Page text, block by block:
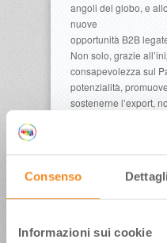
Consenso Dettagli
Informazioni sui cookie
angoli del globo, e
nuove
opportunità B2B
Non solo, grazie
consapevolezza sul
potenzialità,
sostenerne l’export,
internazionali
Brandizzazione dei
televisive. Tra